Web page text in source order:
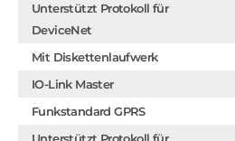
Unterstützt Protokoll für
DeviceNet
Mit Diskettenlaufwerk
IO-Link Master
Funkstandard GPRS